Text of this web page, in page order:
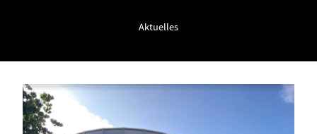
Aktuelles